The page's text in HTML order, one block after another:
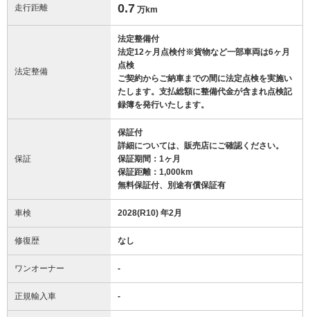
走行距離 0.7 万km
法定整備
法定整備付
法定12ヶ月点検付※貨物など一部車両は6ヶ月
点検
ご契約からご納車までの間に法定点検を実施い
たします。支払総額に整備代金が含まれ点検記
録簿を発行いたします。
保証
保証付
詳細については、販売店にご確認ください。
保証期間：1ヶ月
保証距離：1,000km
無料保証付、別途有償保証有
車検 2028(R10) 年2月
修復歴 なし
ワンオーナー -
正規輸入車 -